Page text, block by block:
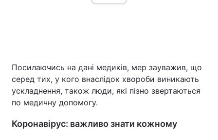
Посилаючись на дані медиків, мер зауважив, що
серед тих, у кого внаслідок хвороби виникають
ускладнення, також люди, які пізно звертаються
по медичну допомогу.
Коронавірус: важливо знати кожному